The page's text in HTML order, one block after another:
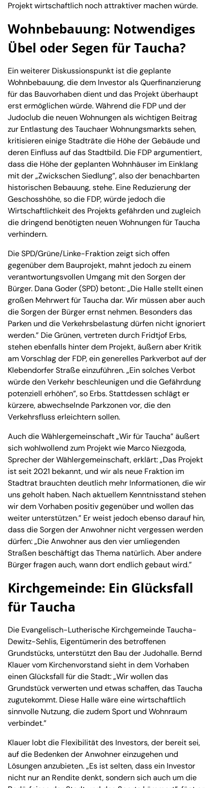
Projekt wirtschaftlich noch attraktiver machen würde.
Wohnbebauung: Notwendiges
Übel oder Segen für Taucha?
Ein weiterer Diskussionspunkt ist die geplante
Wohnbebauung, die dem Investor als Querfinanzierung
für das Bauvorhaben dient und das Projekt überhaupt
erst ermöglichen würde. Während die FDP und der
Judoclub die neuen Wohnungen als wichtigen Beitrag
zur Entlastung des Tauchaer Wohnungsmarkts sehen,
kritisieren einige Stadträte die Höhe der Gebäude und
deren Einfluss auf das Stadtbild. Die FDP argumentiert,
dass die Höhe der geplanten Wohnhäuser im Einklang
mit der „Zwickschen Siedlung”, also der benachbarten
historischen Bebauung, stehe. Eine Reduzierung der
Geschosshöhe, so die FDP, würde jedoch die
Wirtschaftlichkeit des Projekts gefährden und zugleich
die dringend benötigten neuen Wohnungen für Taucha
verhindern.
Die SPD/Grüne/Linke-Fraktion zeigt sich offen
gegenüber dem Bauprojekt, mahnt jedoch zu einem
verantwortungsvollen Umgang mit den Sorgen der
Bürger. Dana Goder (SPD) betont: „Die Halle stellt einen
großen Mehrwert für Taucha dar. Wir müssen aber auch
die Sorgen der Bürger ernst nehmen. Besonders das
Parken und die Verkehrsbelastung dürfen nicht ignoriert
werden.” Die Grünen, vertreten durch Fridtjof Erbs,
stehen ebenfalls hinter dem Projekt, äußern aber Kritik
am Vorschlag der FDP, ein generelles Parkverbot auf der
Klebendorfer Straße einzuführen. „Ein solches Verbot
würde den Verkehr beschleunigen und die Gefährdung
potenziell erhöhen”, so Erbs. Stattdessen schlägt er
kürzere, abwechselnde Parkzonen vor, die den
Verkehrsfluss erleichtern sollen.
Auch die Wählergemeinschaft „Wir für Taucha” äußert
sich wohlwollend zum Projekt wie Marco Niezgoda,
Sprecher der Wählergemeinschaft, erklärt: „Das Projekt
ist seit 2021 bekannt, und wir als neue Fraktion im
Stadtrat brauchten deutlich mehr Informationen, die wir
uns geholt haben. Nach aktuellem Kenntnisstand stehen
wir dem Vorhaben positiv gegenüber und wollen das
weiter unterstützen.” Er weist jedoch ebenso darauf hin,
dass die Sorgen der Anwohner nicht vergessen werden
dürfen: „Die Anwohner aus den vier umliegenden
Straßen beschäftigt das Thema natürlich. Aber andere
Bürger fragen auch, wann dort endlich gebaut wird.”
Kirchgemeinde: Ein Glücksfall
für Taucha
Die Evangelisch-Lutherische Kirchgemeinde Taucha-
Dewitz-Sehlis, Eigentümerin des betroffenen
Grundstücks, unterstützt den Bau der Judohalle. Bernd
Klauer vom Kirchenvorstand sieht in dem Vorhaben
einen Glücksfall für die Stadt: „Wir wollen das
Grundstück verwerten und etwas schaffen, das Taucha
zugutekommt. Diese Halle wäre eine wirtschaftlich
sinnvolle Nutzung, die zudem Sport und Wohnraum
verbindet.”
Klauer lobt die Flexibilität des Investors, der bereit sei,
auf die Bedenken der Anwohner einzugehen und
Lösungen anzubieten. „Es ist selten, dass ein Investor
nicht nur an Rendite denkt, sondern sich auch um die